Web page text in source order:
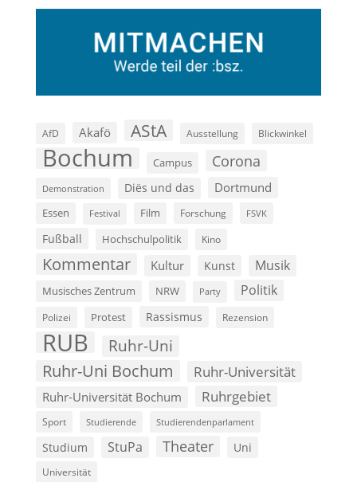
AfD Akafö AStA Ausstellung Blickwinkel
Bochum Campus Corona
Demonstration Diës und das Dortmund
Essen Festival Film Forschung FSVK
Fußball Hochschulpolitik Kino
Kommentar Kultur Kunst Musik
Musisches Zentrum NRW Party Politik
Polizei Protest Rassismus Rezension
RUB Ruhr-Uni
Ruhr-Uni Bochum Ruhr-Universität
Ruhr-Universität Bochum Ruhrgebiet
Sport Studierende Studierendenparlament
Studium StuPa Theater Uni
Universität